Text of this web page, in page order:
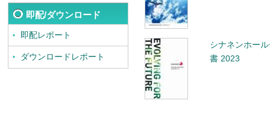
即配/ダウンロード
即配レポート
ダウンロードレポート
シナネンホー
書 2023